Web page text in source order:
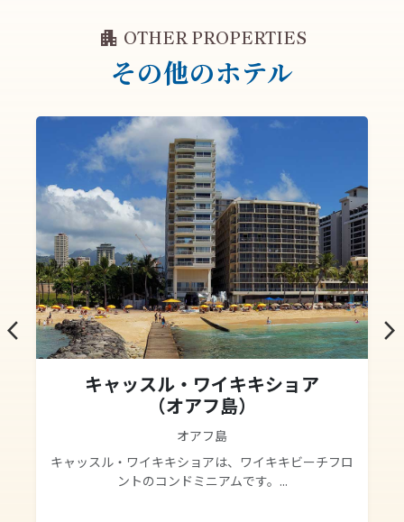
apartment OTHER PROPERTIES
その他のホテル
arrow_back_ios
キャッスル・ワイキキショア
（オアフ島）
オアフ島
キャッスル・ワイキキショアは、ワイキキビーチフロ
ントのコンドミニアムです。...
arrow_forward_ios